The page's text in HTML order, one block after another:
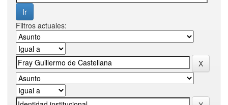
Filtros actuales: